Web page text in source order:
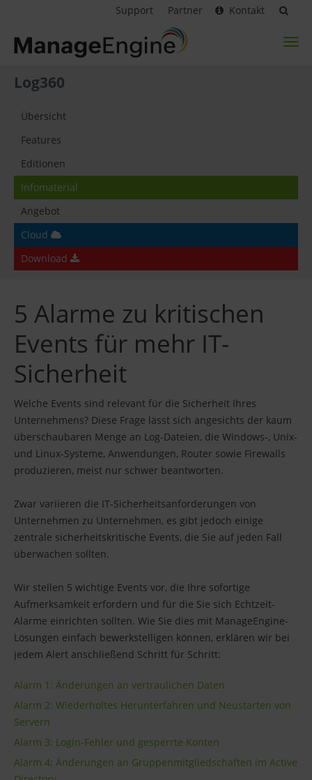
Support Partner Kontakt
Log360
Übersicht
Features
Editionen
Infomaterial
Angebot
Cloud
Download
5 Alarme zu kritischen
Events für mehr IT-
Sicherheit
Welche Events sind relevant für die Sicherheit Ihres
Unternehmens? Diese Frage lässt sich angesichts der kaum
überschaubaren Menge an Log-Dateien, die Windows-, Unix-
und Linux-Systeme, Anwendungen, Router sowie Firewalls
produzieren, meist nur schwer beantworten.
Zwar variieren die IT-Sicherheitsanforderungen von
Unternehmen zu Unternehmen, es gibt jedoch einige
zentrale sicherheitskritische Events, die Sie auf jeden Fall
überwachen sollten.
Wir stellen 5 wichtige Events vor, die Ihre sofortige
Aufmerksamkeit erfordern und für die Sie sich Echtzeit-
Alarme einrichten sollten. Wie Sie dies mit ManageEngine-
Lösungen einfach bewerkstelligen können, erklären wir bei
jedem Alert anschließend Schritt für Schritt:
Alarm 1: Änderungen an vertraulichen Daten
Alarm 2: Wiederholtes Herunterfahren und Neustarten von
Servern
Alarm 3: Login-Fehler und gesperrte Konten
Alarm 4: Änderungen an Gruppenmitgliedschaften im Active